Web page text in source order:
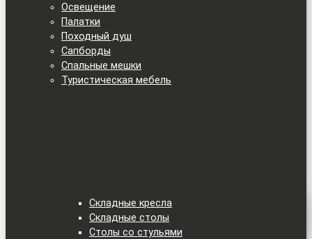
Освещение
Палатки
Походный душ
Сапборды
Спальные мешки
Туристическая мебель
Складные кресла
Складные столы
Столы со стульями